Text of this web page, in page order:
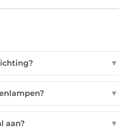
▼
▼
aan? ▼